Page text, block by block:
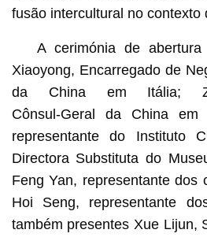
fusão intercultural no contexto
A cerimónia de
Xiaoyong, Encarregado de
da China em Itália;
Cônsul‑Geral da China
representante do Instituto
Directora Substituta do
Feng Yan, representante dos
Hoi Seng, representante
também presentes Xue Lijun,